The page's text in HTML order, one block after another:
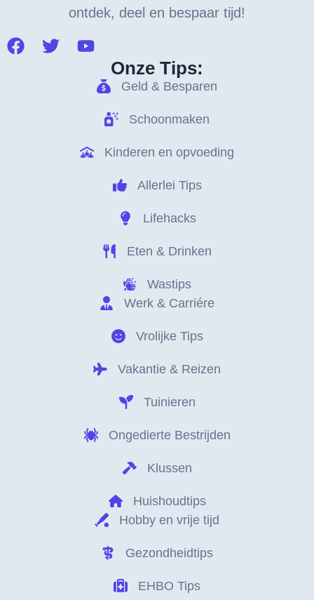
ontdek, deel en bespaar tijd!
Onze Tips:
Geld & Besparen
Schoonmaken
Kinderen en opvoeding
Allerlei Tips
Lifehacks
Eten & Drinken
Wastips
Werk & Carriére
Vrolijke Tips
Vakantie & Reizen
Tuinieren
Ongedierte Bestrijden
Klussen
Huishoudtips
Hobby en vrije tijd
Gezondheidtips
EHBO Tips